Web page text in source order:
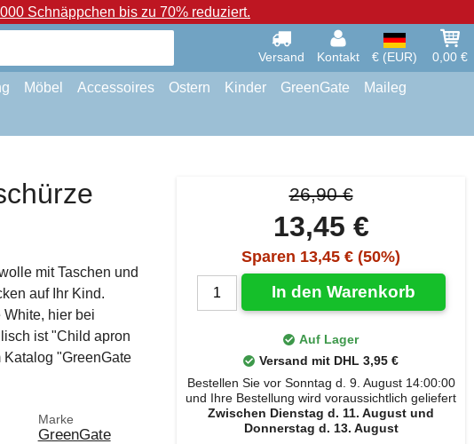
Schnäppchen bis zu 70% reduziert.
Versand Kontakt € (EUR) 0,00 €
Möbel Accessoires Ostern Kinder GreenGate Maileg
26,90 €
13,45 €
Sparen 13,45 € (50%)
In den Warenkorb
Auf Lager
Versand mit DHL 3,95 €
Bestellen Sie vor Sonntag d. 9. August 14:00:00
und Ihre Bestellung wird voraussichtlich geliefert
Zwischen Dienstag d. 11. August und
Donnerstag d. 13. August
mit Taschen und
auf Ihr Kind.
hier bei
ist "Child apron
"GreenGate
Marke
GreenGate